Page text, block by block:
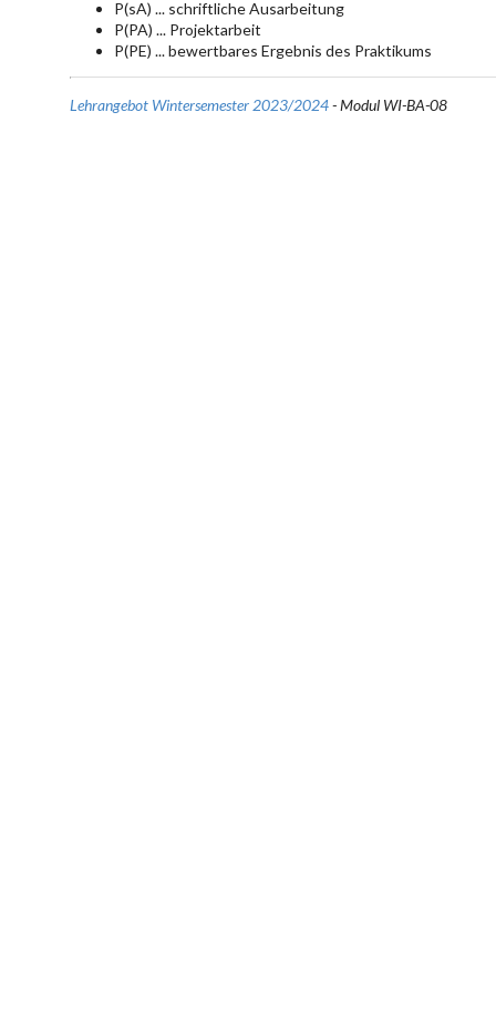
P(sA) ... schriftliche Ausarbeitung
P(PA) ... Projektarbeit
P(PE) ... bewertbares Ergebnis des Praktikums
Lehrangebot Wintersemester 2023/2024- Modul WI-BA-08